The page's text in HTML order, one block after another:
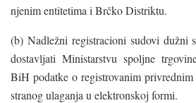
njenim entitetima i Brčko Distriktu.
(b) Nadležni registracioni sudovi dužni
dostavljati Ministarstvu spoljne
BiH podatke o registrovanim privrednim
stranog ulaganja u elektronskoj formi.